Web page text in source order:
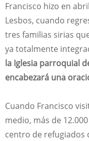
Francisco hizo en
Lesbos, cuando
tres familias sirias
ya totalmente
la Iglesia parroquial
encabezará una
Cuando Francisco
medio, más de
centro de refugiados